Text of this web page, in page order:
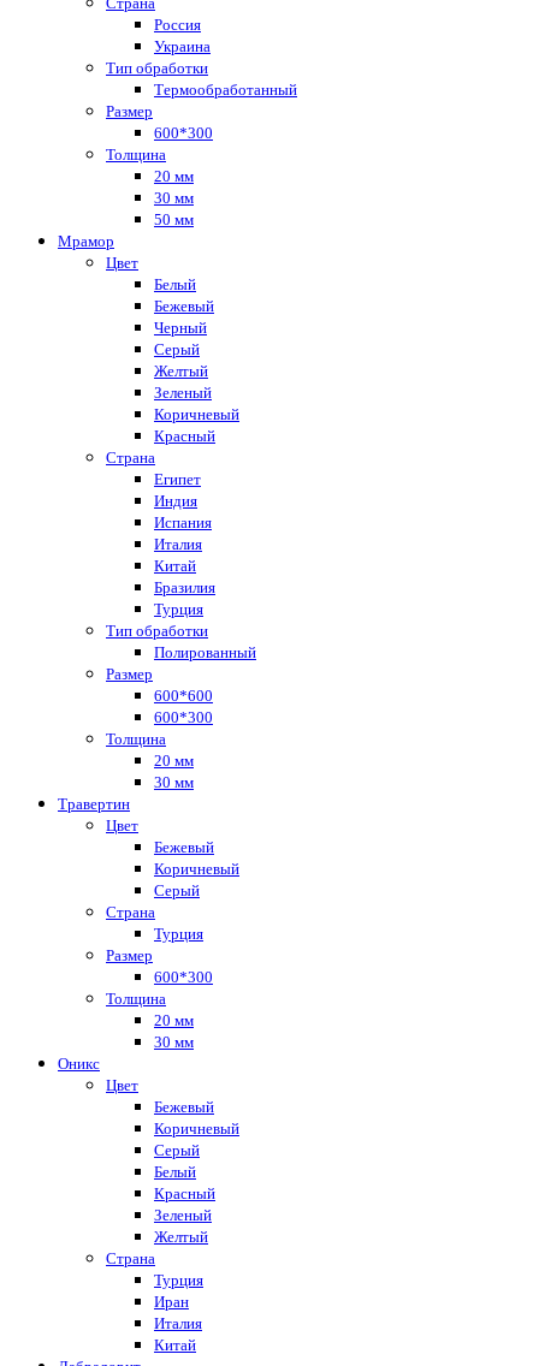
Россия
Украина
Тип обработки
Термообработанный
Размер
600*300
Толщина
20 мм
30 мм
50 мм
Мрамор
Цвет
Белый
Бежевый
Черный
Серый
Желтый
Зеленый
Коричневый
Красный
Страна
Египет
Индия
Испания
Италия
Китай
Бразилия
Турция
Тип обработки
Полированный
Размер
600*600
600*300
Толщина
20 мм
30 мм
Травертин
Цвет
Бежевый
Коричневый
Серый
Страна
Турция
Размер
600*300
Толщина
20 мм
30 мм
Оникс
Цвет
Бежевый
Коричневый
Серый
Белый
Красный
Зеленый
Желтый
Страна
Турция
Иран
Италия
Китай